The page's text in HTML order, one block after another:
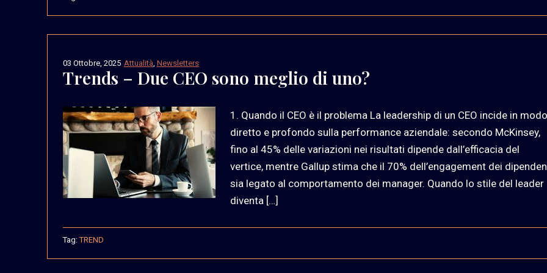
Attualità Newsletters
03 Ottobre, 2025
Trends – Due CEO sono meglio di uno?
1. Quando il CEO è il problema La leadership di un CEO incide in modo
diretto e profondo sulla performance aziendale: secondo McKinsey,
fino al 45% delle variazioni nei risultati dipende dall’efficacia del
vertice, mentre Gallup stima che il 70% dell’engagement dei
sia legato al comportamento dei manager. Quando lo stile del leader
diventa […]
Tag:TREND